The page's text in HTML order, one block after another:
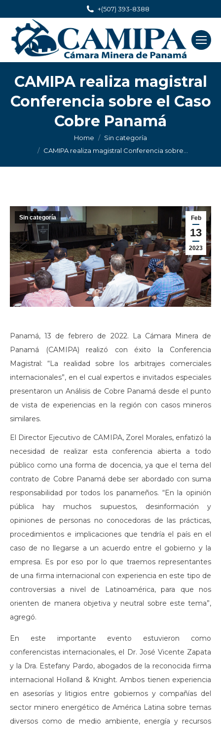
+(507) 393-8388
CAMIPA realiza magistral
Conferencia sobre el Caso
Cobre Panamá
Home
Sin categoría
CAMIPA realiza magistral Conferencia sobre…
Feb
13
2023
Sin categoría
Panamá, 13 de febrero de 2022. La Cámara Minera de
Panamá (CAMIPA) realizó con éxito la Conferencia
Magistral: “La realidad sobre los arbitrajes comerciales
internacionales”, en el cual expertos e invitados especiales
presentaron un Análisis de Cobre Panamá desde el punto
de vista de experiencias en la región con casos mineros
similares.
El Director Ejecutivo de CAMIPA, Zorel Morales, enfatizó la
necesidad de realizar esta conferencia abierta a todo
público como una forma de docencia, ya que el tema del
contrato de Cobre Panamá debe ser abordado con suma
responsabilidad por todos los panameños. “En la opinión
pública hay muchos supuestos, desinformación y
opiniones de personas no conocedoras de las prácticas,
procedimientos e implicaciones que tendría el país en el
caso de no llegarse a un acuerdo entre el gobierno y la
empresa. Es por eso por lo que traemos representantes
de una firma internacional con experiencia en este tipo de
controversias a nivel de Latinoamérica, para que nos
orienten de manera objetiva y neutral sobre este tema”,
agregó.
En este importante evento estuvieron como
conferencistas internacionales, el Dr. José Vicente Zapata
y la Dra. Estefany Pardo, abogados de la reconocida firma
internacional Holland & Knight. Ambos tienen experiencia
en asesorías y litigios entre gobiernos y compañías del
sector minero energético de América Latina sobre temas
diversos como de medio ambiente, energía y recursos